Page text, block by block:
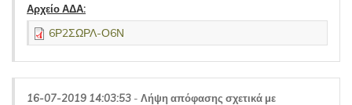
Αρχείο ΑΔΑ:
6Ρ2ΣΩΡΛ-Ο6Ν
16-07-2019 14:03:53 - Λήψη απόφασης σχετικά με